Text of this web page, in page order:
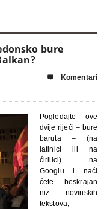
bure
 Komentari
Pogledajte ove
dvije riječi – bure
baruta – (na
latinici ili na
ćirilici) na
Googlu i naći
ćete beskrajan
niz novinskih
tekstova,